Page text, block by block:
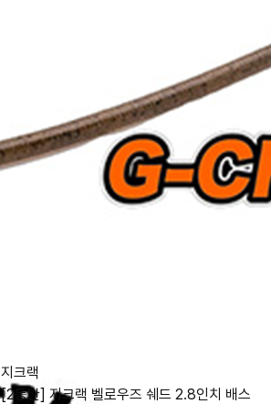
지크랙
[2동탄] 지크랙 벨로우즈 쉐드 2.8인치 배스